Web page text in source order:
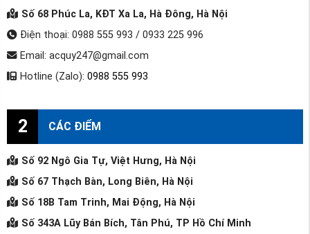
Số 68 Phúc La, KĐT Xa La, Hà Đông, Hà Nội
Điện thoại: 0988 555 993 / 0933 225 996
Email: acquy247@gmail.com
Hotline (Zalo): 0988 555 993
2 CÁC ĐIỂM
Số 92 Ngô Gia Tự, Việt Hưng, Hà Nội
Số 67 Thạch Bàn, Long Biên, Hà Nội
Số 18B Tam Trinh, Mai Động, Hà Nội
Số 343A Lũy Bán Bích, Tân Phú, TP Hồ Chí Minh